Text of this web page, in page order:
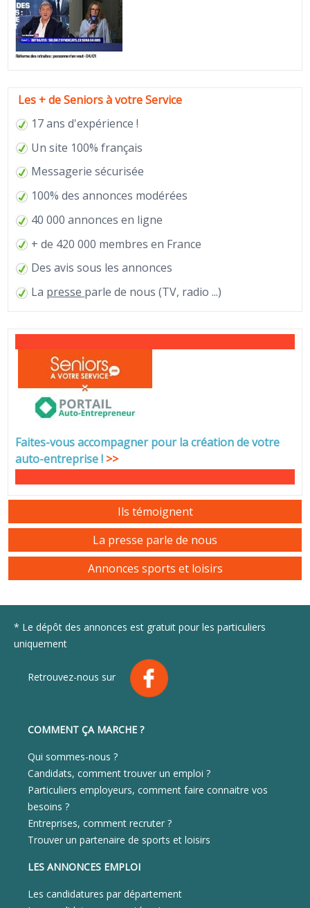
Les + de Seniors à votre Service
17 ans d'expérience !
Un site 100% français
Messagerie sécurisée
100% des annonces modérées
40 000 annonces en ligne
+ de 420 000 membres en France
Des avis sous les annonces
La presse parle de nous (TV, radio ...)
Faites-vous accompagner pour la création de votre
auto-entreprise! >>
Ils témoignent
La presse parle de nous
Annonces sports et loisirs
* Le dépôt des annonces est gratuit pour les particuliers
uniquement
Retrouvez-nous sur
COMMENT ÇA MARCHE ?
Qui sommes-nous ?
Candidats, comment trouver un emploi ?
Particuliers employeurs, comment faire connaitre vos
besoins ?
Entreprises, comment recruter ?
Trouver un partenaire de sports et loisirs
LES ANNONCES EMPLOI
Les candidatures par département